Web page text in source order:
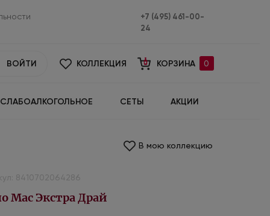
+7 (495) 461-00-
24
ВОЙТИ КОЛЛЕКЦИЯ КОРЗИНА 0
СЛАБОАЛКОГОЛЬНОЕ СЕТЫ АКЦИИ
В мою коллекцию
Мас Экстра Драй